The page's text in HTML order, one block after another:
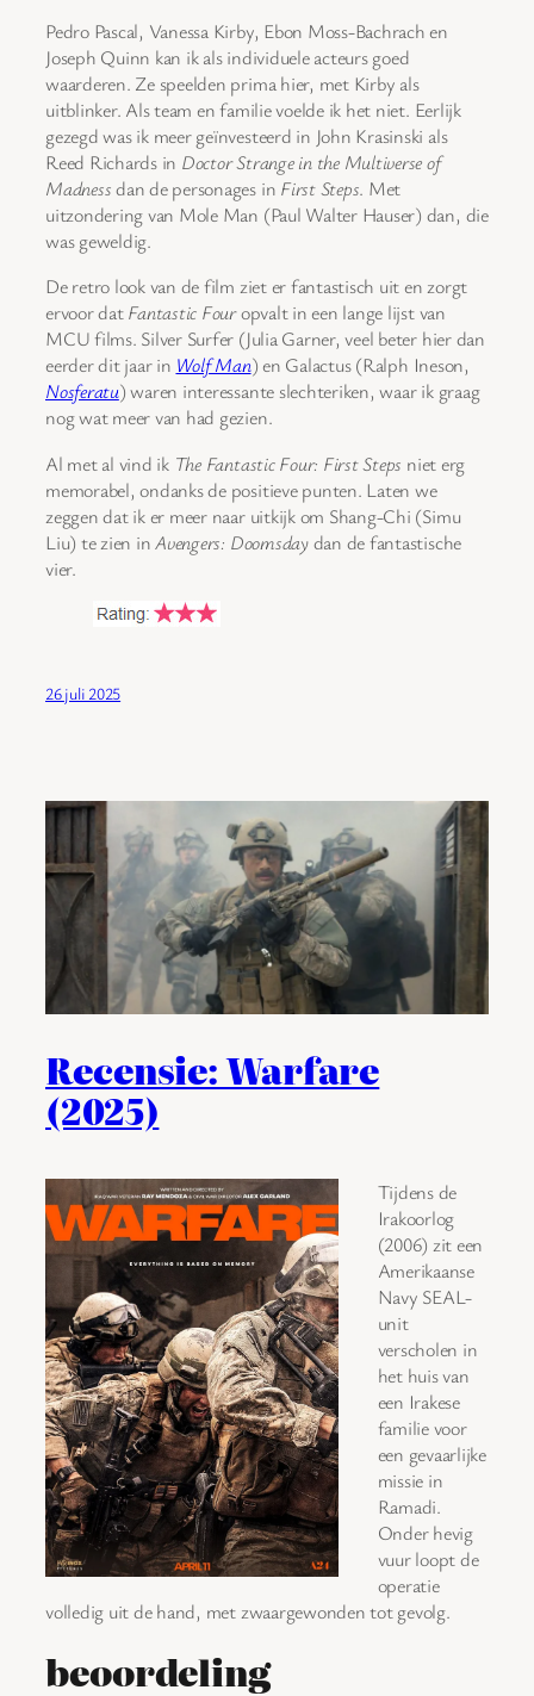
Pedro Pascal, Vanessa Kirby, Ebon Moss-Bachrach en
Joseph Quinn kan ik als individuele acteurs goed
waarderen. Ze speelden prima hier, met Kirby als
uitblinker. Als team en familie voelde ik het niet. Eerlijk
gezegd was ik meer geïnvesteerd in John Krasinski als
Reed Richards in Doctor Strange in the Multiverse of
Madnessdan de personages in First Steps. Met
uitzondering van Mole Man (Paul Walter Hauser) dan, die
was geweldig.
De retro look van de film ziet er fantastisch uit en zorgt
ervoor datFantastic Fouropvalt in een lange lijst van
MCU films. Silver Surfer (Julia Garner, veel beter hier dan
eerder dit jaar in Wolf Man) en Galactus (Ralph Ineson,
Nosferatu) waren interessante slechteriken, waar ik graag
nog wat meer van had gezien.
Al met al vind ik The Fantastic Four: First Steps niet erg
memorabel, ondanks de positieve punten. Laten we
zeggen dat ik er meer naar uitkijk om Shang-Chi (Simu
Liu) te zien inAvengers: Doomsdaydan de fantastische
vier.
26 juli 2025
Recensie: Warfare
(2025)
Tijdens de
Irakoorlog
(2006) zit een
Amerikaanse
Navy SEAL-
unit
verscholen in
het huis van
een Irakese
familie voor
een gevaarlijke
missie in
Ramadi.
Onder hevig
vuur loopt de
operatie
volledig uit de hand, met zwaargewonden tot gevolg.
beoordeling